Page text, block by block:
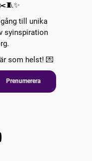
till unika
syinspiration
som helst! 💌
Prenumerera